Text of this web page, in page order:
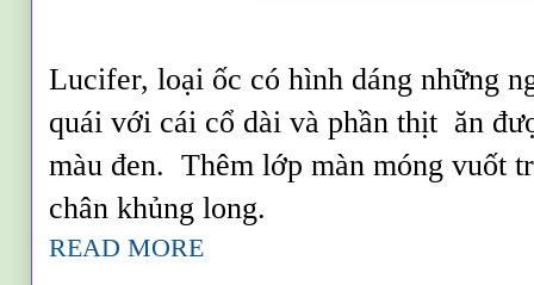
Lucifer, loại ốc có hình dáng những
quái với cái cổ dài vàphần thịt ăn
màu đen. Thêm lớp màn móng vuốt
chân khủng long.
READ MORE